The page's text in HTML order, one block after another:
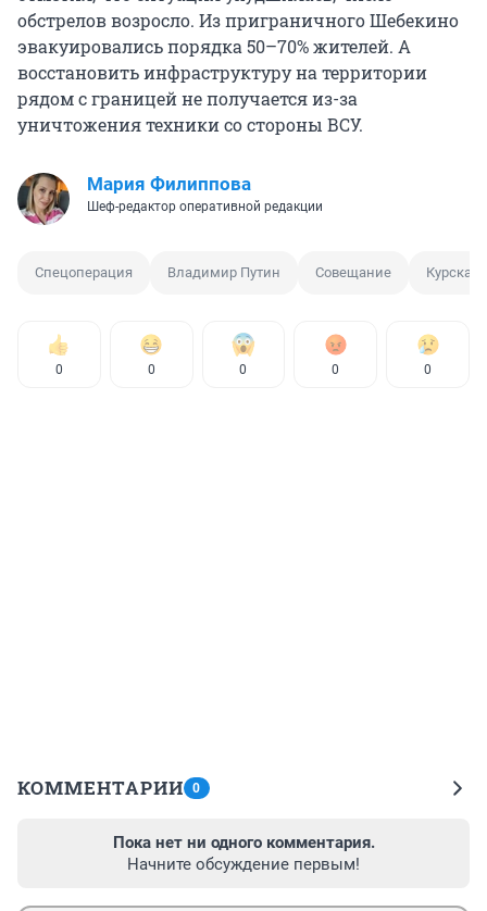
обстрелов возросло. Из приграничного Шебекино
эвакуировались порядка 50–70% жителей. А
восстановить инфраструктуру на территории
рядом с границей не получается из-за
уничтожения техники со стороны ВСУ.
Мария Филиппова
Шеф-редактор оперативной редакции
Спецоперация Владимир Путин Совещание Курская
0 0 0 0 0
КОММЕНТАРИИ 0
Пока нет ни одного комментария.
Начните обсуждение первым!